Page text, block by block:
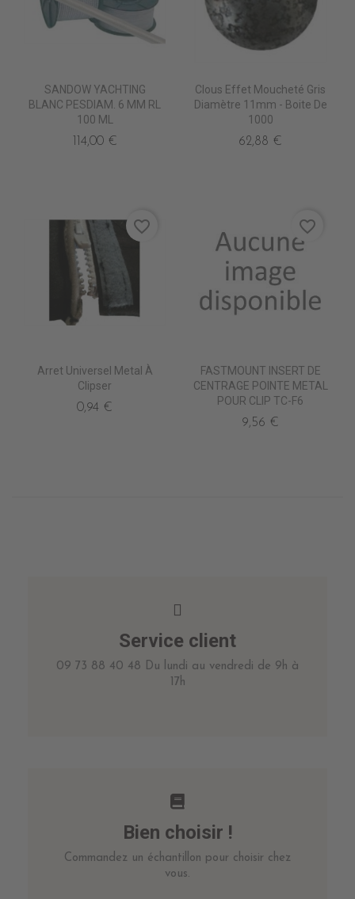
SANDOW YACHTING
BLANC PESDIAM. 6 MM RL
100 ML
114,00 €
Clous Effet Moucheté Gris
Diamètre 11mm - Boite De
1000
62,88 €
Arret Universel Metal À
Clipser
0,94 €
favorite_border
FASTMOUNT INSERT DE
CENTRAGE POINTE METAL
POUR CLIP TC-F6
9,56 €
favorite_border
Service client
09 73 88 40 48 Du lundi au vendredi de 9h à
17h
Bien choisir !
Commandez un échantillon pour choisir chez
vous.